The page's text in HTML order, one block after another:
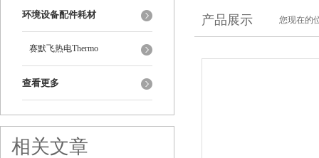
环境设备配件耗材
赛默飞热电Thermo
查看更多
相关文章
产品展示 您现在的